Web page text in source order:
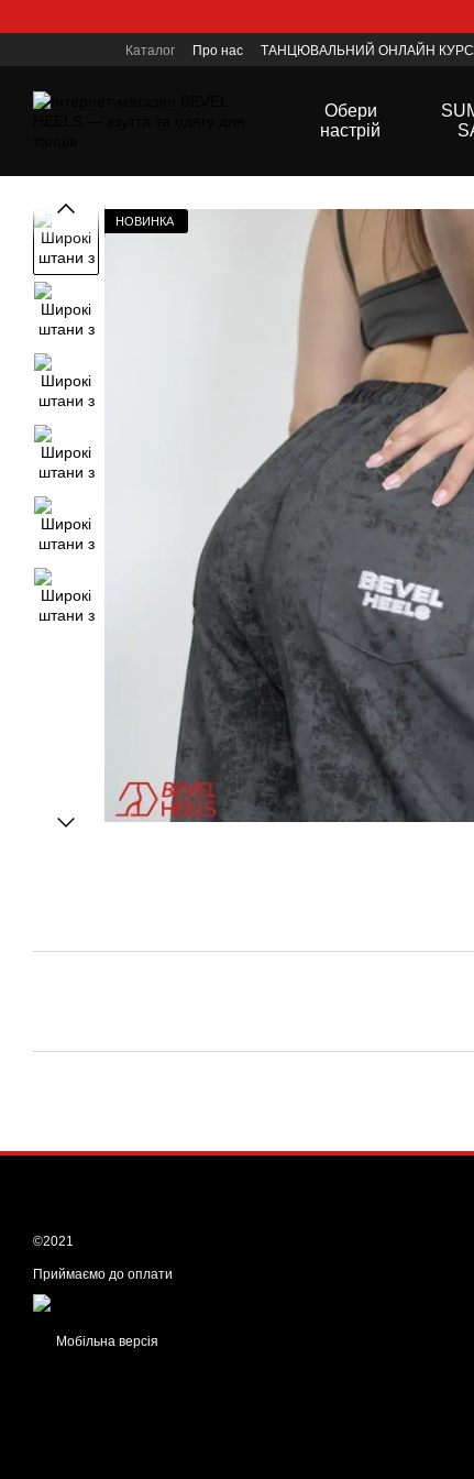
Каталог Про нас ТАНЦЮВАЛЬНИЙ ОНЛАЙН КУРС
Обери
настрій
НОВИНКА
©2021
Приймаємо до оплати
Мобільна версія